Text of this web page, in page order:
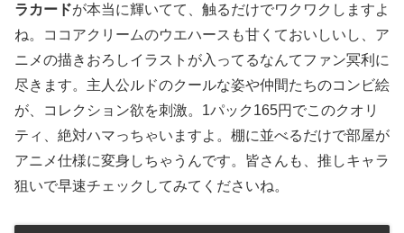
ラカードが本当に輝いてて、触るだけでワクワクしますよ
ね。ココアクリームのウエハースも甘くておいしいし、ア
ニメの描きおろしイラストが入ってるなんてファン冥利に
尽きます。主人公ルドのクールな姿や仲間たちのコンビ絵
が、コレクション欲を刺激。1パック165円でこのクオリ
ティ、絶対ハマっちゃいますよ。棚に並べるだけで部屋が
アニメ仕様に変身しちゃうんです。皆さんも、推しキャラ
狙いで早速チェックしてみてくださいね。